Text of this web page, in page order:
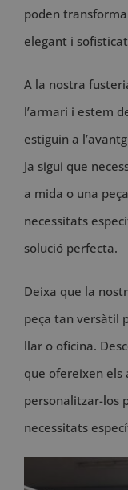
poden
elegant i
A la nostra
l’armari i estem
estiguin a
Ja sigui que
a mida o una
necessitats
solució perfecta.
Deixa que la
peça tan versàtil
llar o oficina.
que ofereixen els
personalitzar-los
necessitats